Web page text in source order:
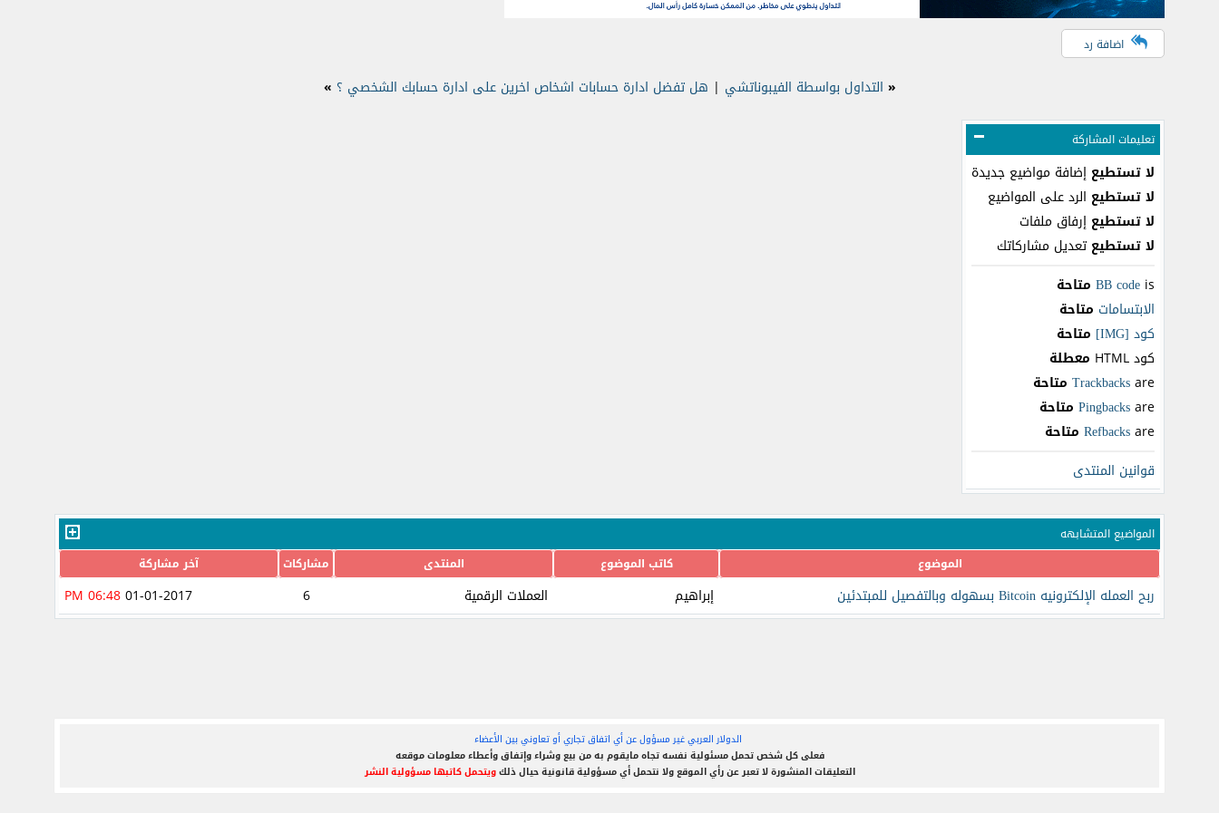
اضافة رد
« التداول بواسطة الفيبوناتشي | هل تفضل ادارة حسابات اشخاص اخرين على ادارة حسابك الشخصي ؟ »
تعليمات المشاركة
لا تستطيع إضافة مواضيع جديدة
لا تستطيع الرد على المواضيع
لا تستطيع إرفاق ملفات
لا تستطيع تعديل مشاركاتك
BB code is
متاحة
الابتسامات متاحة
كود [IMG]
متاحة
كود HTML
معطلة
Trackbacksare
متاحة
Pingbacksare
متاحة
Refbacksare
متاحة
قوانين المنتدى
المواضيع المتشابهه
الموضوع
كاتب الموضوع المنتدى مشاركات آخر مشاركة
ربح العمله الإلكترونيه Bitcoin بسهوله وبالتفصيل للمبتدئين إبراهيم العملات الرقمية 6
01-01-2017
06:48 PM
الدولار العربي غير مسؤول عن أي اتفاق تجاري أو تعاوني بين الأعضاء
فعلى كل شخص تحمل مسئولية نفسه تجاه مايقوم به من بيع وشراء وإتفاق وأعطاء معلومات موقعه
التعليقات المنشورة لا تعبر عن رأي الموقع ولا نتحمل أي مسؤولية قانونية حيال ذلكويتحمل كاتبها مسؤولية النشر